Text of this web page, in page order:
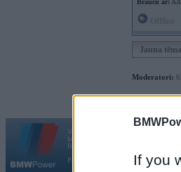
If you
Braucu ar:
Jauna tēma
Moderatori:
Vortāls BMWPower.lv darbojas
kopš 2002. gada 14. maija. Tas nav
BMW AG.
Par BMWPower
Kontakti |Reklāma